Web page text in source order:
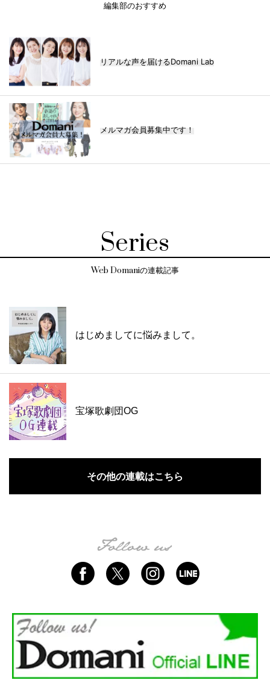
編集部のおすすめ
リアルな声を届けるDomani Lab
メルマガ会員募集中です！
Series
Web Domaniの連載記事
はじめましてに悩みまして。
宝塚歌劇団OG
その他の連載はこちら